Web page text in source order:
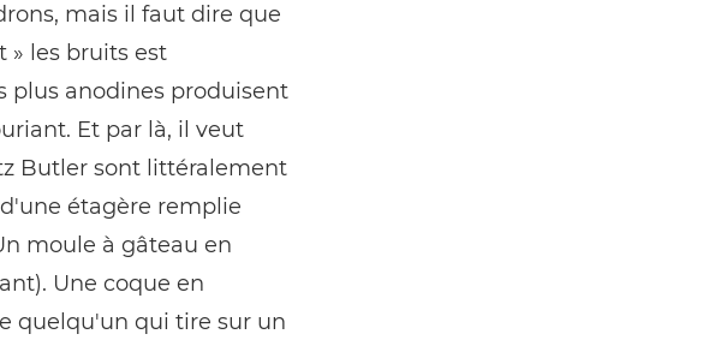
mais il faut dire que
» les bruits est
plus anodines produisent
Et par là, il veut
Butler sont littéralement
étagère remplie
moule à gâteau en
Une coque en
quelqu'un qui tire sur un